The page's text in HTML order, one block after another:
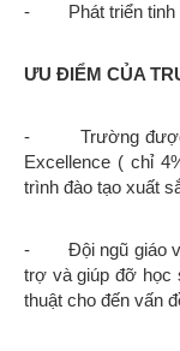
- Phát triển tinh
ƯU ĐIỂM CỦA
- Trường được
Excellence ( chỉ
trình đào tạo xuất
- Đội ngũ giáo
trợ và giúp đỡ học
thuật cho đến vấn